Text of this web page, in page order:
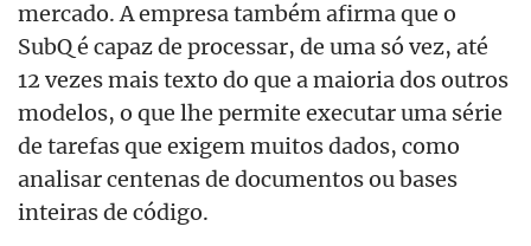
mercado. A empresa também afirma que o
SubQ é capaz de processar, de uma só vez, até
12 vezes mais texto do que a maioria dos outros
modelos, o que lhe permite executar uma série
de tarefas que exigem muitos dados, como
analisar centenas de documentos ou bases
inteiras de código.